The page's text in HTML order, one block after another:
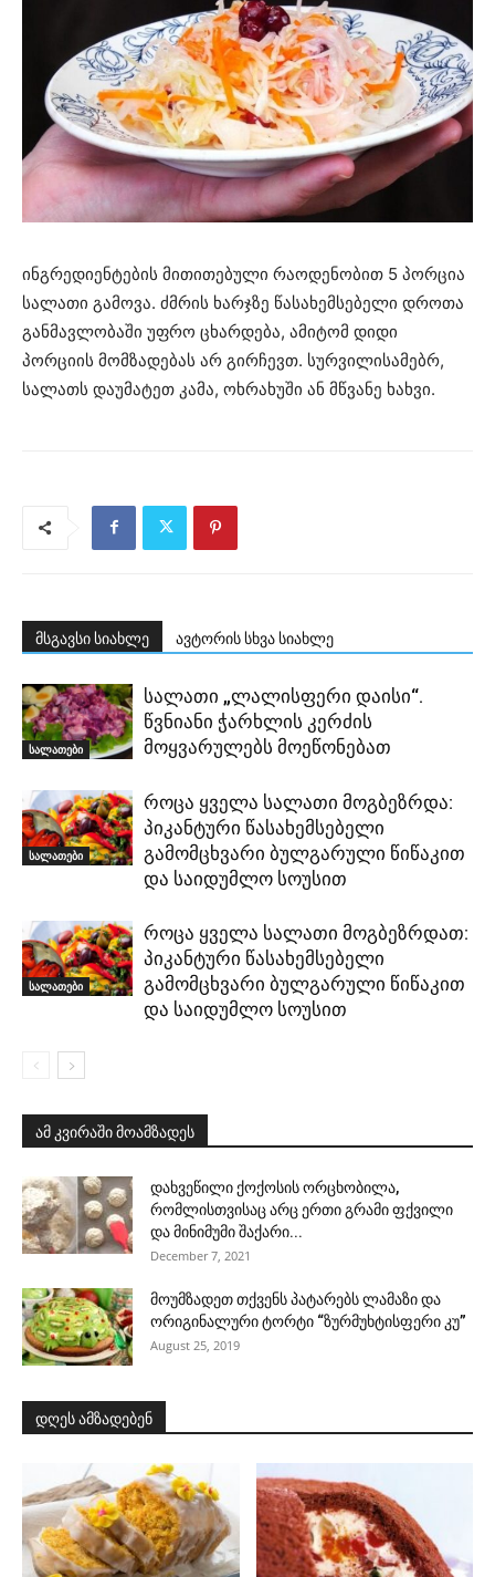
ინგრედიენტების მითითებული რაოდენობით 5 პორცია
სალათი გამოვა. ძმრის ხარჯზე წასახემსებელი დროთა
განმავლობაში უფრო ცხარდება, ამიტომ დიდი
პორციის მომზადებას არ გირჩევთ. სურვილისამებრ,
სალათს დაუმატეთ კამა, ოხრახუში ან მწვანე ხახვი.
მსგავსი სიახლე ავტორის სხვა სიახლე
სალათები
სალათი „ლალისფერი დაისი“.
წვნიანი ჭარხლის კერძის
მოყვარულებს მოეწონებათ
სალათები
როცა ყველა სალათი მოგბეზრდა:
პიკანტური წასახემსებელი
გამომცხვარი ბულგარული წიწაკით
და საიდუმლო სოუსით
სალათები
როცა ყველა სალათი მოგბეზრდათ:
პიკანტური წასახემსებელი
გამომცხვარი ბულგარული წიწაკით
და საიდუმლო სოუსით
ამ კვირაში მოამზადეს
დახვეწილი ქოქოსის ორცხობილა,
რომლისთვისაც არც ერთი გრამი ფქვილი
და მინიმუმი შაქარი...
December 7, 2021
მოუმზადეთ თქვენს პატარებს ლამაზი და
ორიგინალური ტორტი “ზურმუხტისფერი კუ”
August 25, 2019
დღეს ამზადებენ